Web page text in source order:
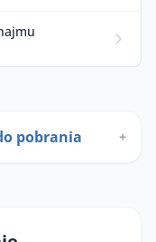
pobrania +